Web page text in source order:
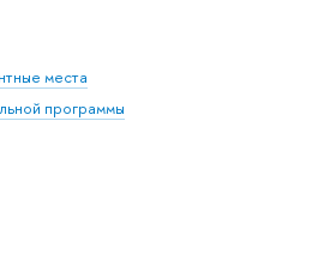
места
программы